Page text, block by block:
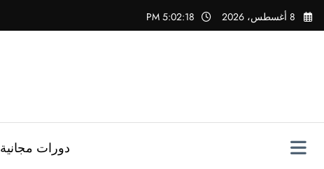
التجاوز
إلى
8 أغسطس، 2026 5:02:19 PM
دورات مجانية